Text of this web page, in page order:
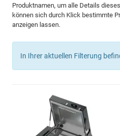
Produktnamen, um alle Details
können sich durch Klick bestimmte
anzeigen lassen.
In Ihrer aktuellen Filterung